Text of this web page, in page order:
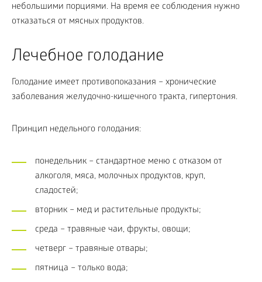
небольшими порциями. На время ее соблюдения нужно
отказаться от мясных продуктов.
Лечебное голодание
Голодание имеет противопоказания – хронические
заболевания желудочно-кишечного тракта, гипертония.
Принцип недельного голодания:
понедельник – стандартное меню с отказом от
алкоголя, мяса, молочных продуктов, круп,
сладостей;
вторник – мед и растительные продукты;
среда – травяные чаи, фрукты, овощи;
четверг – травяные отвары;
пятница – только вода;